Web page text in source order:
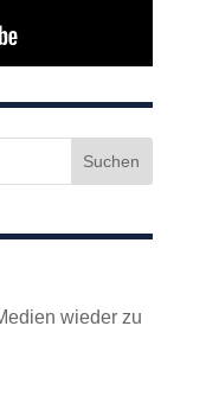
wieder zu